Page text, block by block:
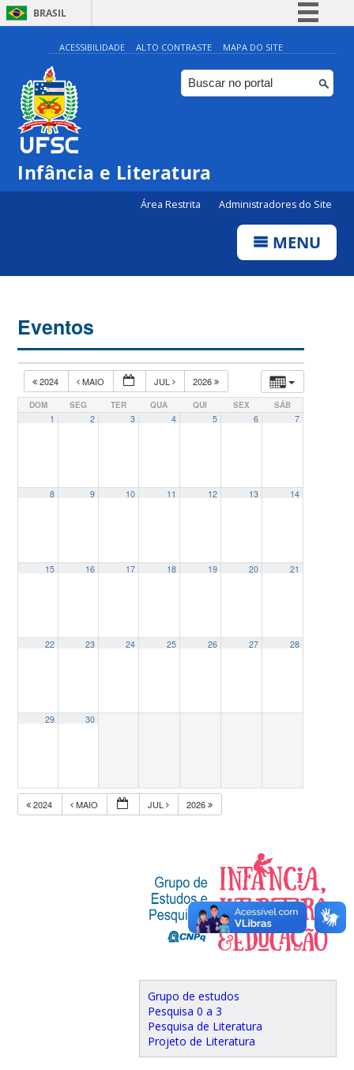
BRASIL
Simplifique!
Comunica BR
Participe
ACESSIBILIDADE ALTO CONTRASTE MAPA DO SITE
Infância e Literatura
Área Restrita Administradores do Site
MENU
Eventos
2024 MAIO JUL 2026
DOM SEG TER QUA QUI SEX SÁB
1 2 3 4 5 6 7
8 9 10 11 12 13 14
15 16 17 18 19 20 21
22 23 24 25 26 27 28
29 30
2024 MAIO JUL 2026
Grupo de estudos
Pesquisa 0 a 3
Pesquisa de Literatura
Projeto de Literatura